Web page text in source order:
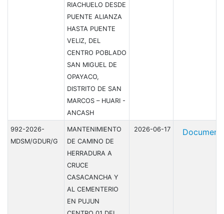
RIACHUELO DESDE
PUENTE ALIANZA
HASTA PUENTE
VELIZ, DEL
CENTRO POBLADO
SAN MIGUEL DE
OPAYACO,
DISTRITO DE SAN
MARCOS – HUARI -
ANCASH
992-2026-
MDSM/GDUR/G
MANTENIMIENTO
DE CAMINO DE
HERRADURA A
CRUCE
CASACANCHA Y
AL CEMENTERIO
EN PUJUN
2026-06-17